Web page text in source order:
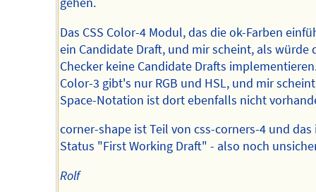
Das CSS Color-4 Modul, das die ok-Farben
ein Candidate Draft, und mir scheint, als würde
Checker keine Candidate Drafts
Color-3 gibt's nur RGB und HSL, und mir
Space-Notation ist dort ebenfalls nicht
corner-shape ist Teil von css-corners-4 und das
Status "First Working Draft" - also noch
Rolf